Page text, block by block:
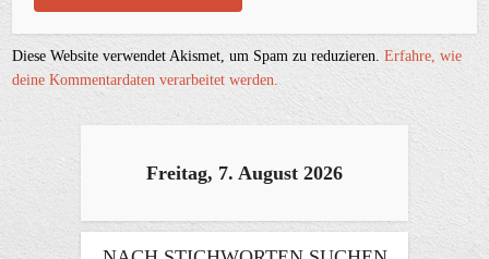
Diese Website verwendet Akismet, um Spam zu reduzieren.Erfahre, wie
deine Kommentardaten verarbeitet werden.
Freitag, 7. August 2026